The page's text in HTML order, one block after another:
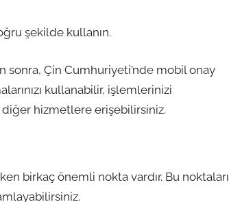
şekilde kullanın.
sonra, Çin Cumhuriyeti’nde mobil onay
kullanabilir, işlemlerinizi
hizmetlere erişebilirsiniz.
birkaç önemli nokta vardır. Bu noktaları